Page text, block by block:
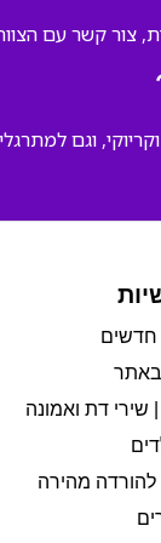
קשר עם הצוות
וגם
חדשים
באתר
שירי דת ואמונה
להורדה מהירה